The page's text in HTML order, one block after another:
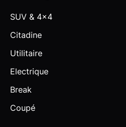
SUV & 4x4
Citadine
Utilitaire
Electrique
Break
Coupé